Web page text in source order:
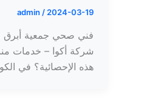
admin /2024-03-19
فني صحي جمعية
شركة أكوا – خدمات
هذه الإحصائية؟ في